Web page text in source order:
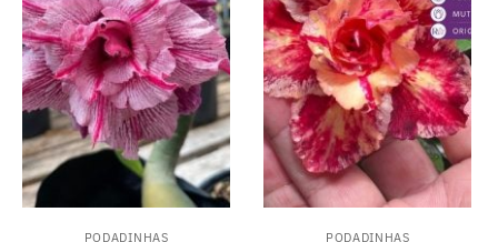
PODADINHAS PODADINHAS